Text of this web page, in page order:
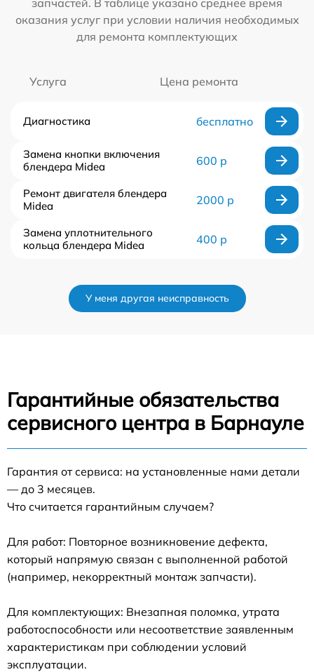
оказания услуг при условии наличия необходимых
для ремонта комплектующих
Услуга Цена ремонта
Диагностика бесплатно
Замена кнопки включения
блендера Midea
600 р
Ремонт двигателя блендера
Midea
2000 р
Замена уплотнительного
кольца блендера Midea
400 р
У меня другая неисправность
Гарантийные обязательства
сервисного центра в Барнауле
Гарантия от сервиса: на установленные нами детали
— до 3 месяцев.
Что считается гарантийным случаем?
Для работ: Повторное возникновение дефекта,
который напрямую связан с выполненной работой
(например, некорректный монтаж запчасти).
Для комплектующих: Внезапная поломка, утрата
работоспособности или несоответствие заявленным
характеристикам при соблюдении условий
эксплуатации.